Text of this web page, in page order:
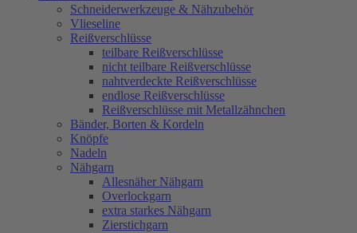
Schneiderwerkzeuge & Nähzubehör
Vlieseline
Reißverschlüsse
teilbare Reißverschlüsse
nicht teilbare Reißverschlüsse
nahtverdeckte Reißverschlüsse
endlose Reißverschlüsse
Reißverschlüsse mit Metallzähnchen
Bänder, Borten & Kordeln
Knöpfe
Nadeln
Nähgarn
Allesnäher Nähgarn
Overlockgarn
extra starkes Nähgarn
Zierstichgarn